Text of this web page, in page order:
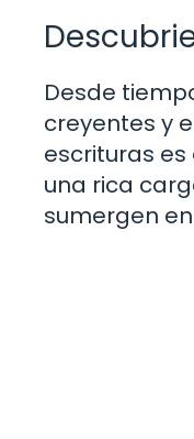
Desde
creyentes y
escrituras
una rica
sumergen